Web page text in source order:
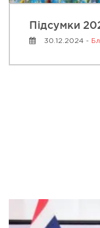
Підсумки
30.12.2024 -